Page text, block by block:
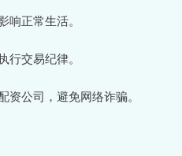
正常生活。
交易纪律。
公司，避免网络诈骗。